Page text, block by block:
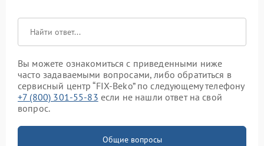
Вы можете ознакомиться с приведенными ниже
часто задаваемыми вопросами, либо обратиться в
сервисный центр “FIX-Beko” по следующему телефону
+7 (800) 301-55-83 если не нашли ответ на свой
вопрос.
Общие вопросы